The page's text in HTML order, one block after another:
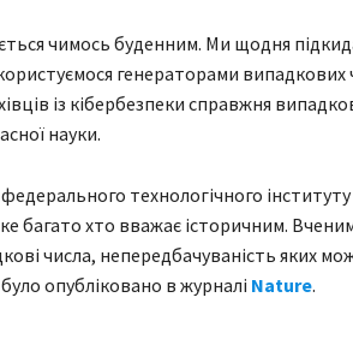
чимось буденним. Ми щодня
генераторами випадкових
із кібербезпеки справжня
науки.
технологічного інституту
багато хто вважає історичним.
числа, непередбачуваність яких
опубліковано в журналі Nature.